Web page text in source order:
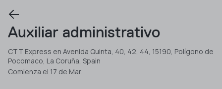
Auxiliar administrativo
CTT Express en Avenida Quinta, 40, 42, 44, 15190, Polígono de
Pocomaco, La Coruña, Spain
Comienza el 17 de Mar.